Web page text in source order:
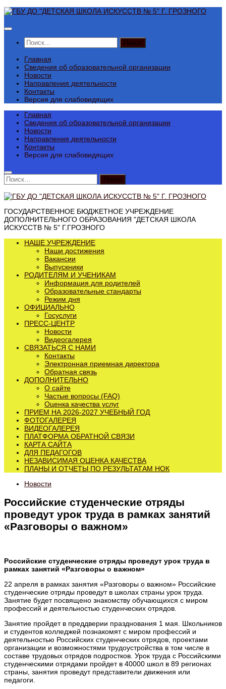
Перейти
содержимому
Найти:
Главная
Сведения об образовательной организации
Новости
Направления деятельности
Контакты
Версия для слабовидящих
Главная
Сведения об образовательной организации
Новости
Направления деятельности
Контакты
Версия для слабовидящих
Найти:
ГОСУДАРСТВЕННОЕ БЮДЖЕТНОЕ УЧРЕЖДЕНИЕ
ДОПОЛНИТЕЛЬНОГО ОБРАЗОВАНИЯ "ДЕТСКАЯ ШКОЛА
ИСКУССТВ № 5" Г.ГРОЗНОГО
НАШЕ УЧРЕЖДЕНИЕ
Наши достижения
Вакансии
Выпускники
РОДИТЕЛЯМ И УЧЕНИКАМ
Информация для родителей
Образовательные стандарты
Режим дня
ОФИЦИАЛЬНО
Госуслуги
ПРЕСС-ЦЕНТР
Новости
Видеогалерея
СВЯЗАТЬСЯ С НАМИ
Контакты
Электронная приемная директора
Обратная связь
ДОПОЛНИТЕЛЬНО
О сайте
Частые вопросы (FAQ)
Оценка качества услуг
ПРИЕМ НА 2026-2027 УЧЕБНЫЙ ГОД
ФОТОГАЛЕРЕЯ
ВИДЕОГАЛЕРЕЯ
ПЛАТФОРМА ОБРАТНОЙ СВЯЗИ
КАРТА САЙТА
ДЛЯ ПЕДАГОГОВ
НЕЗАВИСИМАЯ ОЦЕНКА КАЧЕСТВА
ПЛАНЫ И ОТЧЕТЫ ПО РЕЗУЛЬТАТАМ НОК
Новости
Российские студенческие отряды
проведут урок труда в рамках занятий
«Разговоры о важном»
Российские студенческие отряды проведут урок труда в
рамках занятий «Разговоры о важном»
22 апреля в рамках занятия «Разговоры о важном» Российские
студенческие отряды проведут в школах страны урок труда.
Занятие будет посвящено знакомству обучающихся с миром
профессий и деятельностью студенческих отрядов.
Занятие пройдет в преддверии празднования 1 мая. Школьников
и студентов колледжей познакомят с миром профессий и
деятельностью Российских студенческих отрядов, проектами
организации и возможностями трудоустройства в том числе в
составе трудовых отрядов подростков. Урок труда с Российскими
студенческими отрядами пройдет в 40000 школ в 89 регионах
страны, занятия проведут представители движения или
педагоги.